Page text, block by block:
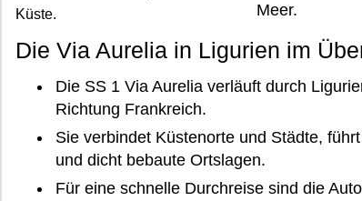
Küste.
Meer.
Die Via Aurelia in Ligurien im
Die SS 1 Via Aurelia verläuft durch
Richtung Frankreich.
Sie verbindet Küstenorte und Städte,
und dicht bebaute Ortslagen.
Für eine schnelle Durchreise sind die